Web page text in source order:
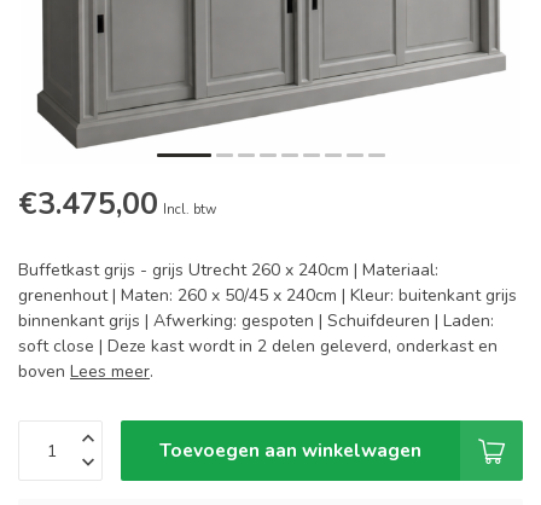
€3.475,00 Incl. btw
Buffetkast grijs - grijs Utrecht 260 x 240cm | Materiaal:
grenenhout | Maten: 260 x 50/45 x 240cm | Kleur: buitenkant grijs
binnenkant grijs | Afwerking: gespoten | Schuifdeuren | Laden:
soft close | Deze kast wordt in 2 delen geleverd, onderkast en
boven Lees meer.
Toevoegen aan winkelwagen